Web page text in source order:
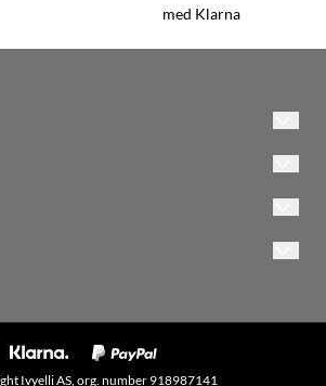
med Klarna
Ivyelli AS, org. number 918987141